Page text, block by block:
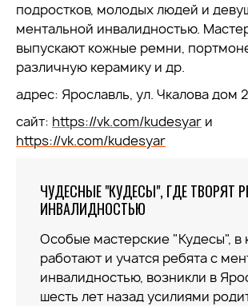
подростков, молодых людей и
ментальной инвалидностью.
выпускают кожные ремни,
различную керамику и др.
адрес: Ярославль, ул. Чкалова дом
сайт: https://vk.com/kudesyar и
https://vk.com/kudesyar
ЧУДЕСНЫЕ "КУДЕСЫ", ГДЕ ТВОРЯТ
ИНВАЛИДНОСТЬЮ
Особые мастерские "Кудесы", в
работают и учатся ребята с
инвалидностью, возникли в
шесть лет назад усилиями